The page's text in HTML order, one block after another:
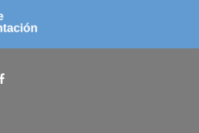
procura